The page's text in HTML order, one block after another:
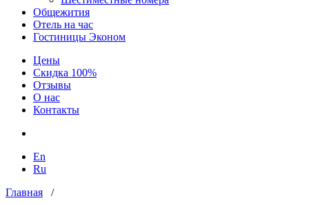
Общежития
Отель на час
Гостиницы Эконом
Цены
Скидка 100%
Отзывы
О нас
Контакты
En
Ru
Главная /